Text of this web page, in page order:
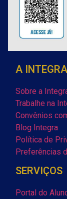
A INTEGRA
Sobre a
Trabalhe na
Convênios
Blog Integra
Política de
Preferências
SERVIÇOS
Portal do